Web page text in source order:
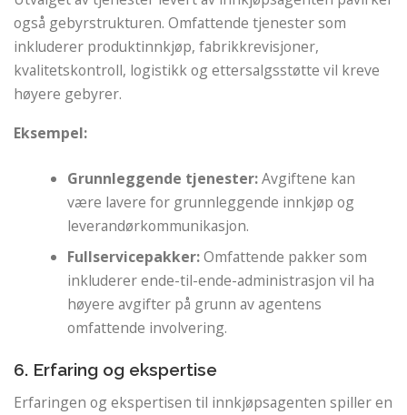
også gebyrstrukturen. Omfattende tjenester som
inkluderer produktinnkjøp, fabrikkrevisjoner,
kvalitetskontroll, logistikk og ettersalgsstøtte vil kreve
høyere gebyrer.
Eksempel:
Grunnleggende tjenester:Avgiftene kan
være lavere for grunnleggende innkjøp og
leverandørkommunikasjon.
Fullservicepakker:Omfattende pakker som
inkluderer ende-til-ende-administrasjon vil ha
høyere avgifter på grunn av agentens
omfattende involvering.
6. Erfaring og ekspertise
Erfaringen og ekspertisen til innkjøpsagenten spiller en